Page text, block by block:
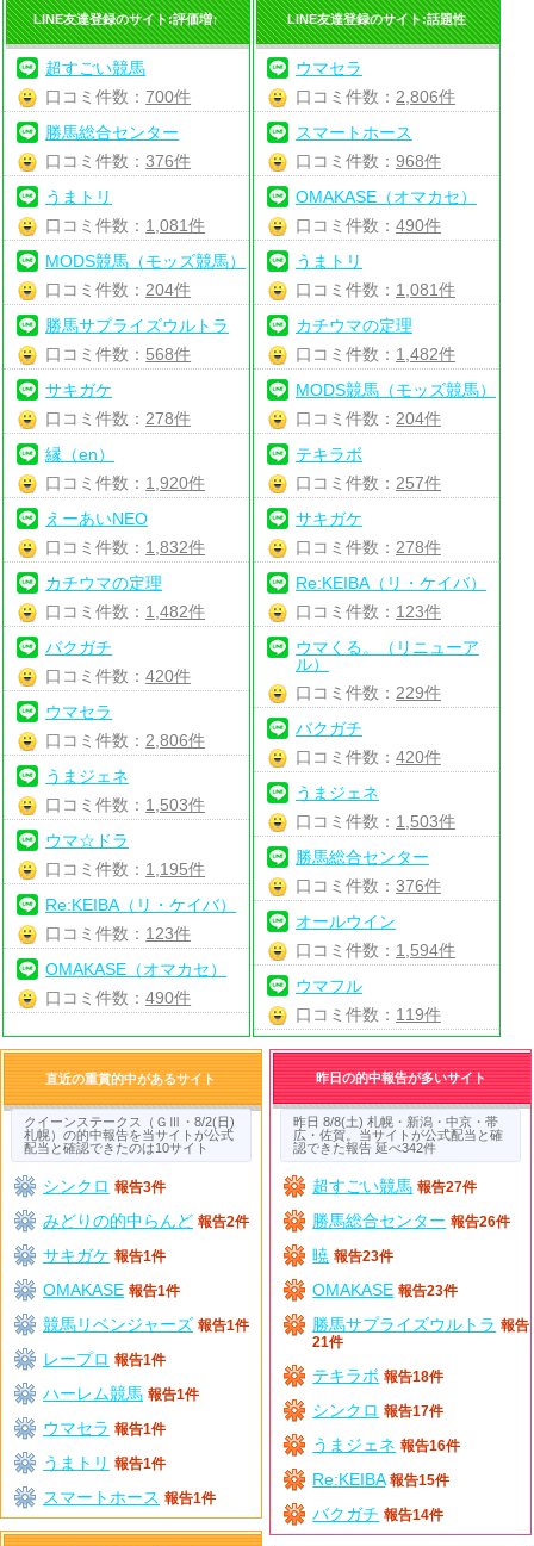
LINE友達登録のサイト:評価増↑
超すごい競馬
口コミ件数：700件
勝馬総合センター
口コミ件数：376件
うまトリ
口コミ件数： 1,081件
MODS競馬（モッズ競馬）
口コミ件数： 204件
勝馬サプライズウルトラ
口コミ件数： 568件
サキガケ
口コミ件数： 278件
縁（en）
口コミ件数： 1,920件
えーあいNEO
口コミ件数： 1,832件
カチウマの定理
口コミ件数： 1,482件
バクガチ
口コミ件数：420件
ウマセラ
口コミ件数： 2,806件
うまジェネ
口コミ件数： 1,503件
ウマ☆ドラ
口コミ件数： 1,195件
Re:KEIBA（リ・ケイバ）
口コミ件数： 123件
OMAKASE（オマカセ）
口コミ件数：490件
LINE友達登録のサイト:話題性
ウマセラ
口コミ件数： 2,806件
スマートホース
口コミ件数： 968件
OMAKASE（オマカセ）
口コミ件数： 490件
うまトリ
口コミ件数： 1,081件
カチウマの定理
口コミ件数： 1,482件
MODS競馬（モッズ競馬）
口コミ件数： 204件
テキラボ
口コミ件数： 257件
サキガケ
口コミ件数： 278件
Re:KEIBA（リ・ケイバ）
口コミ件数： 123件
ウマくる。（リニューア
ル）
口コミ件数： 229件
バクガチ
口コミ件数： 420件
うまジェネ
口コミ件数： 1,503件
勝馬総合センター
口コミ件数： 376件
オールウイン
口コミ件数： 1,594件
ウマフル
口コミ件数： 119件
直近の重賞的中があるサイト
クイーンステークス（ＧⅢ・8/2(日)
札幌）の的中報告を当サイトが公式
配当と確認できたのは10サイト
シンクロ 報告3件
みどりの的中らんど 報告2件
サキガケ 報告1件
OMAKASE 報告1件
競馬リベンジャーズ 報告1件
レープロ 報告1件
ハーレム競馬 報告1件
ウマセラ 報告1件
うまトリ 報告1件
スマートホース 報告1件
昨日の的中報告が多いサイト
昨日 8/8(土) 札幌・新潟・中京・帯
広・佐賀。当サイトが公式配当と確
認できた報告 延べ342件
超すごい競馬 報告27件
勝馬総合センター 報告26件
暁 報告23件
OMAKASE 報告23件
勝馬サプライズウルトラ 報告
21件
テキラボ 報告18件
シンクロ 報告17件
うまジェネ 報告16件
Re:KEIBA 報告15件
バクガチ 報告14件